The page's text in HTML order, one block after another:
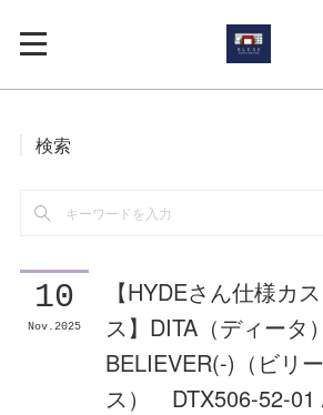
検索
10
Nov 2025
【HYDEさん仕様カ
ス】DITA（ディータ
BELIEVER(-)（ビリ
ス） DTX506-52-01